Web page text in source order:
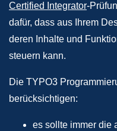
Certified Integrator-
dafür, dass aus Ihrem
deren Inhalte und
steuern kann.
Die TYPO3
berücksichtigen:
es sollte immer die